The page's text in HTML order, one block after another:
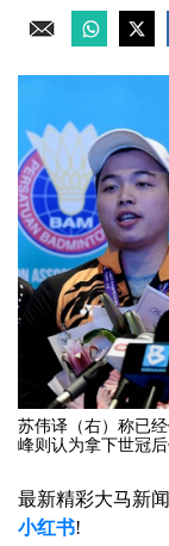
苏伟译（右）称已
峰则认为拿下世冠
最新精彩大马新
小红书!